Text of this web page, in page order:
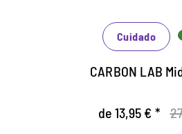
Cuidado
CARBON LAB
de 13,95 € *